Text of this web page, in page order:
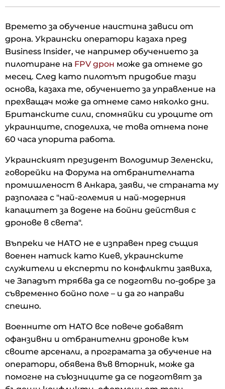
Времето за обучение наистина зависи от
дрона. Украински оператори казаха пред
Business Insider, че например обучението за
пилотиране на FPV дрон може да отнеме до
месец. След като пилотът придобие тази
основа, казаха те, обучението за управление на
прехващач може да отнеме само няколко дни.
Британските сили, спомняйки си уроците от
украинците, споделиха, че това отнема поне
60 часа упорита работа.
Украинският президент Володимир Зеленски,
говорейки на Форума на отбранителната
промишленост в Анкара, заяви, че страната му
разполага с "най-големия и най-модерния
капацитет за водене на бойни действия с
дронове в света".
Въпреки че НАТО не е изправен пред същия
военен натиск като Киев, украинските
служители и експерти по конфликти заявиха,
че Западът трябва да се подготви по-добре за
съвременно бойно поле – и да го направи
спешно.
Военните от НАТО все повече добавят
офанзивни и отбранителни дронове към
своите арсенали, а програмата за обучение на
оператори, обявена във вторник, може да
помогне на съюзниците да се подготвят за